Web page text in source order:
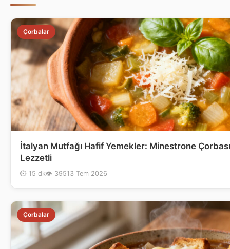
Çorbalar
İtalyan Mutfağı Hafif Yemekler: Minestrone
Lezzetli
⏲ 15 dk👁 39513 Tem 2026
Çorbalar